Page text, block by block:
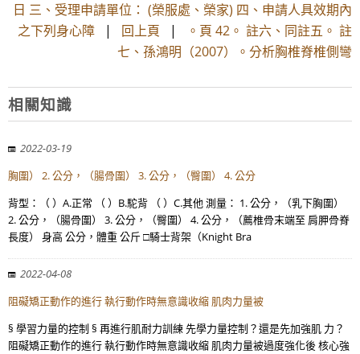
日 三、受理申請單位： (榮服處、榮家) 四、申請人具效期內
之下列身心障 | 回上頁 |
。頁 42。 註六、同註五。 註
七、孫鴻明（2007）。分析胸椎脊椎側彎
相關知識
2022-03-19
胸圍） 2. 公分，（腸骨圍） 3. 公分，（臀圍） 4. 公分
背型：（ ）A.正常 （ ）B.駝背 （ ）C.其他 測量： 1. 公分，（乳下胸圍）
2. 公分，（腸骨圍） 3. 公分，（臀圍） 4. 公分，（薦椎骨末端至 肩胛骨脊
長度） 身高 公分，體重 公斤 □騎士背架（Knight Bra
2022-04-08
阻礙矯正動作的進行 執行動作時無意識收縮 肌肉力量被
§ 學習力量的控制 § 再進行肌耐力訓練 先學力量控制？還是先加強肌 力？
阻礙矯正動作的進行 執行動作時無意識收縮 肌肉力量被過度強化後 核心強